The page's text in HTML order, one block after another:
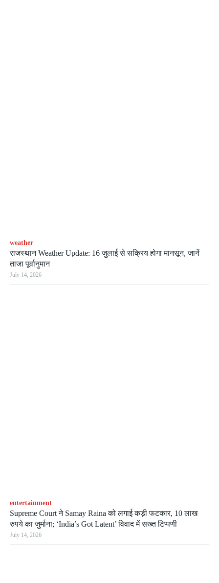
weather
राजस्थान Weather Update: 16 जुलाई से सक्रिय होगा मानसून, जानें
ताजा पूर्वानुमान
July 14, 2026
entertainment
Supreme Court ने Samay Raina को लगाई कड़ी फटकार, 10 लाख
रुपये का जुर्माना; ‘India’s Got Latent’ विवाद में सख्त टिप्पणी
July 14, 2026